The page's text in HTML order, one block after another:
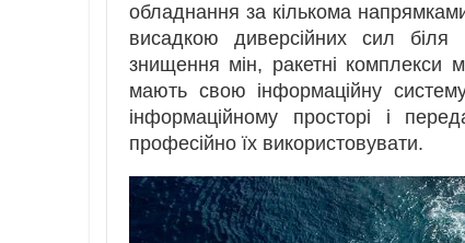
обладнання за кількома
висадкою диверсійних сил
знищення мін, ракетні комплекси
мають свою інформаційну
інформаційному просторі і
професійно їх використовувати.